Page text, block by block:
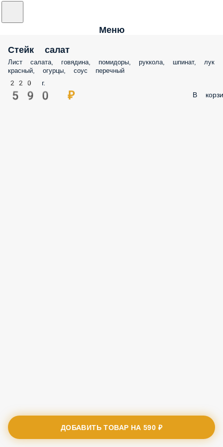
Меню
Стейк салат
Лист салата, говядина, помидоры, руккола, шпинат, лук
красный, огурцы, соус перечный
220 г.
590 ₽ В
ДОБАВИТЬ ТОВАР НА590 ₽